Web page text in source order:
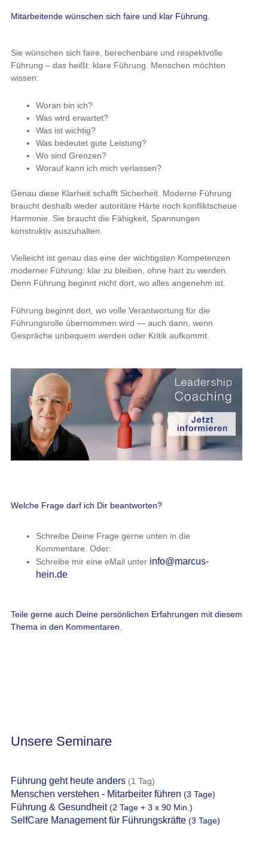
Mitarbeitende wünschen sich faire und klar Führung.
Sie wünschen sich faire, berechenbare und respektvolle
Führung – das heißt: klare Führung. Menschen möchten
wissen:
Woran bin ich?
Was wird erwartet?
Was ist wichtig?
Was bedeutet gute Leistung?
Wo sind Grenzen?
Worauf kann ich mich verlassen?
Genau diese Klarheit schafft Sicherheit. Moderne Führung
braucht deshalb weder autoritäre Härte noch konfliktscheue
Harmonie. Sie braucht die Fähigkeit, Spannungen
konstruktiv auszuhalten.
Vielleicht ist genau das eine der wichtigsten Kompetenzen
moderner Führung: klar zu bleiben, ohne hart zu werden.
Denn Führung beginnt nicht dort, wo alles angenehm ist.
Führung beginnt dort, wo volle Verantwortung für die
Führungsrolle übernommen wird — auch dann, wenn
Gespräche unbequem werden oder Kritik aufkommt.
Welche Frage darf ich Dir beantworten?
Schreibe Deine Frage gerne unten in die
Kommentare. Oder:
Schreibe mir eine eMail unter info@marcus-
hein.de.
Teile gerne auch Deine persönlichen Erfahrungen mit diesem
Thema in den Kommentaren.
Unsere Seminare
Führung geht heute anders(1 Tag)
Menschen verstehen - Mitarbeiter führen (3 Tage)
Führung & Gesundheit(2 Tage + 3 x 90 Min.)
SelfCare Management für Führungskräfte(3 Tage)